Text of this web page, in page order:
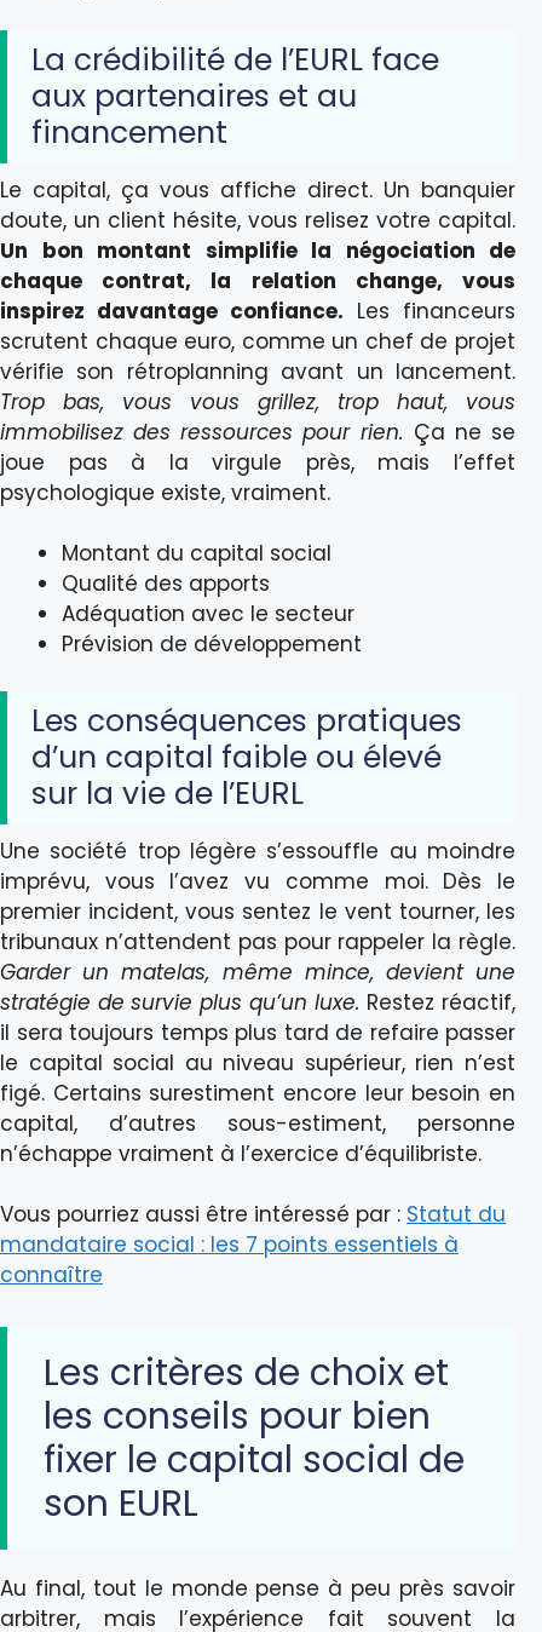
La crédibilité de l’EURL face
aux partenaires et au
financement
Le capital, ça vous affiche direct. Un banquier
doute, un client hésite, vous relisez votre capital.
Un bon montant simplifie la négociation de
chaque contrat, la relation change, vous
inspirez davantage confiance. Les financeurs
scrutent chaque euro, comme un chef de projet
vérifie son rétroplanning avant un lancement.
Trop bas, vous vous grillez, trop haut, vous
immobilisez des ressources pour rien. Ça ne se
joue pas à la virgule près, mais l’effet
psychologique existe, vraiment.
Montant du capital social
Qualité des apports
Adéquation avec le secteur
Prévision de développement
Les conséquences pratiques
d’un capital faible ou élevé
sur la vie de l’EURL
Une société trop légère s’essouffle au moindre
imprévu, vous l’avez vu comme moi. Dès le
premier incident, vous sentez le vent tourner, les
tribunaux n’attendent pas pour rappeler la règle.
Garder un matelas, même mince, devient une
stratégie de survie plus qu’un luxe. Restez réactif,
il sera toujours temps plus tard de refaire passer
le capital social au niveau supérieur, rien n’est
figé. Certains surestiment encore leur besoin en
capital, d’autres sous-estiment, personne
n’échappe vraiment à l’exercice d’équilibriste.
Vous pourriez aussi être intéressé par : Statut du
mandataire social : les 7 points essentiels à
connaître
Les critères de choix et
les conseils pour bien
fixer le capital social de
son EURL
Au final, tout le monde pense à peu près savoir
arbitrer, mais l’expérience fait souvent la